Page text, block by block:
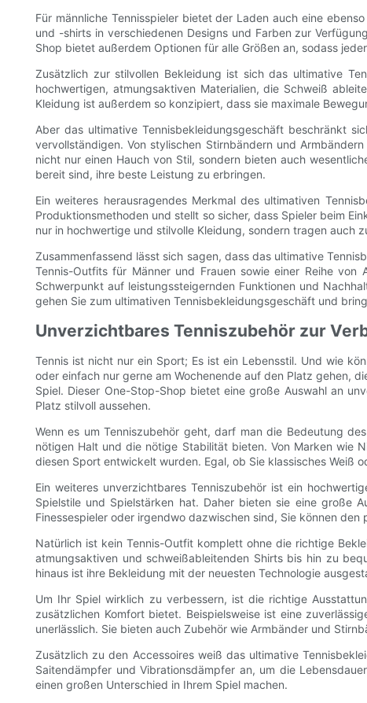
Für männliche Tennisspieler bietet der Laden auch eine
und -shirts in verschiedenen Designs und Farben zur
Shop bietet außerdem Optionen für alle Größen an, sodass
Zusätzlich zur stilvollen Bekleidung ist sich das ultimative
hochwertigen, atmungsaktiven Materialien, die Schweiß
Kleidung ist außerdem so konzipiert, dass sie maximale
Aber das ultimative Tennisbekleidungsgeschäft beschränkt
vervollständigen. Von stylischen Stirnbändern und
nicht nur einen Hauch von Stil, sondern bieten auch
bereit sind, ihre beste Leistung zu erbringen.
Ein weiteres herausragendes Merkmal des ultimativen
Produktionsmethoden und stellt so sicher, dass Spieler beim
nur in hochwertige und stilvolle Kleidung, sondern tragen auch
Zusammenfassend lässt sich sagen, dass das ultimative
Tennis-Outfits für Männer und Frauen sowie einer Reihe
Schwerpunkt auf leistungssteigernden Funktionen und
gehen Sie zum ultimativen Tennisbekleidungsgeschäft und
Unverzichtbares Tenniszubehör zur
Tennis ist nicht nur ein Sport; Es ist ein Lebensstil. Und wie
oder einfach nur gerne am Wochenende auf den Platz gehen,
Spiel. Dieser One-Stop-Shop bietet eine große Auswahl an
Platz stilvoll aussehen.
Wenn es um Tenniszubehör geht, darf man die Bedeutung
nötigen Halt und die nötige Stabilität bieten. Von Marken wie
diesen Sport entwickelt wurden. Egal, ob Sie klassisches Weiß
Ein weiteres unverzichtbares Tenniszubehör ist ein
Spielstile und Spielstärken hat. Daher bieten sie eine große
Finessespieler oder irgendwo dazwischen sind, Sie können
Natürlich ist kein Tennis-Outfit komplett ohne die richtige
atmungsaktiven und schweißableitenden Shirts bis hin zu
hinaus ist ihre Bekleidung mit der neuesten Technologie
Um Ihr Spiel wirklich zu verbessern, ist die richtige
zusätzlichen Komfort bietet. Beispielsweise ist eine
unerlässlich. Sie bieten auch Zubehör wie Armbänder und
Zusätzlich zu den Accessoires weiß das ultimative
Saitendämpfer und Vibrationsdämpfer an, um die
einen großen Unterschied in Ihrem Spiel machen.